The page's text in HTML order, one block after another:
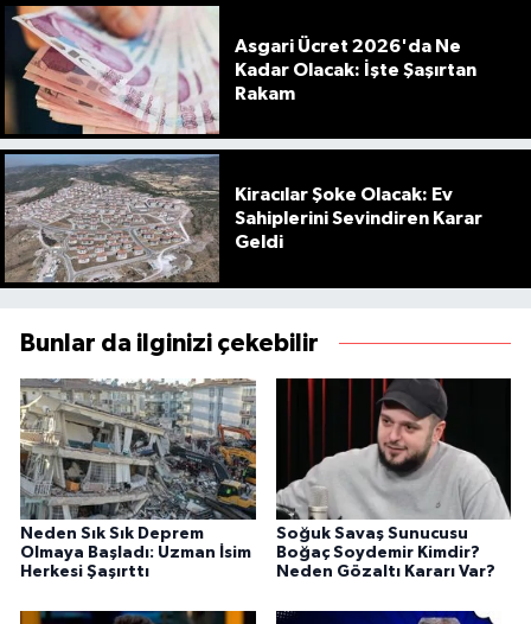
Asgari Ücret 2026'da Ne
Kadar Olacak: İşte Şaşırtan
Rakam
Kiracılar Şoke Olacak: Ev
Sahiplerini Sevindiren Karar
Geldi
Bunlar da ilginizi çekebilir
Neden Sık Sık Deprem
Olmaya Başladı: Uzman İsim
Herkesi Şaşırttı
Soğuk Savaş Sunucusu
Boğaç Soydemir Kimdir?
Neden Gözaltı Kararı Var?